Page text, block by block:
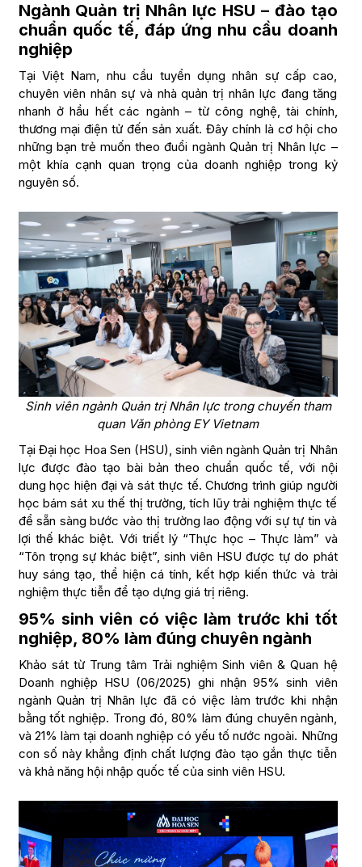
Ngành Quản trị Nhân lực HSU – đào tạo
chuẩn quốc tế, đáp ứng nhu cầu doanh
nghiệp
Tại Việt Nam, nhu cầu tuyển dụng nhân sự cấp cao,
chuyên viên nhân sự và nhà quản trị nhân lực đang tăng
nhanh ở hầu hết các ngành – từ công nghệ, tài chính,
thương mại điện tử đến sản xuất. Đây chính là cơ hội cho
những bạn trẻ muốn theo đuổi ngành Quản trị Nhân lực –
một khía cạnh quan trọng của doanh nghiệp trong kỷ
nguyên số.
Sinh viên ngành Quản trị Nhân lực trong chuyến tham
quan Văn phòng EY Vietnam
Tại Đại học Hoa Sen (HSU), sinh viên ngành Quản trị Nhân
lực được đào tạo bài bản theo chuẩn quốc tế, với nội
dung học hiện đại và sát thực tế. Chương trình giúp người
học bám sát xu thế thị trường, tích lũy trải nghiệm thực tế
để sẵn sàng bước vào thị trường lao động với sự tự tin và
lợi thế khác biệt. Với triết lý “Thực học – Thực làm” và
“Tôn trọng sự khác biệt”, sinh viên HSU được tự do phát
huy sáng tạo, thể hiện cá tính, kết hợp kiến thức và trải
nghiệm thực tiễn để tạo dựng giá trị riêng.
95% sinh viên có việc làm trước khi tốt
nghiệp, 80% làm đúng chuyên ngành
Khảo sát từ Trung tâm Trải nghiệm Sinh viên & Quan hệ
Doanh nghiệp HSU (06/2025) ghi nhận 95% sinh viên
ngành Quản trị Nhân lực đã có việc làm trước khi nhận
bằng tốt nghiệp. Trong đó, 80% làm đúng chuyên ngành,
và 21% làm tại doanh nghiệp có yếu tố nước ngoài. Những
con số này khẳng định chất lượng đào tạo gắn thực tiễn
và khả năng hội nhập quốc tế của sinh viên HSU.